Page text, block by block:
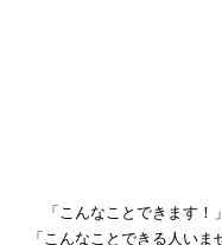
「こんなことできます！
「こんなことできる人い